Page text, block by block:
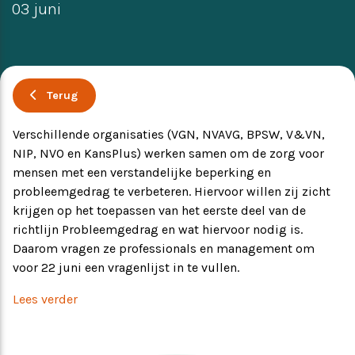
Producten
EVB+ in beeld!
Partners
03 juni
Terug
Verschillende organisaties (VGN, NVAVG, BPSW, V&VN,
NIP, NVO en KansPlus) werken samen om de zorg voor
mensen met een verstandelijke beperking en
probleemgedrag te verbeteren. Hiervoor willen zij zicht
krijgen op het toepassen van het eerste deel van de
richtlijn Probleemgedrag en wat hiervoor nodig is.
Daarom vragen ze professionals en management om
voor 22 juni een vragenlijst in te vullen.
Lees verder